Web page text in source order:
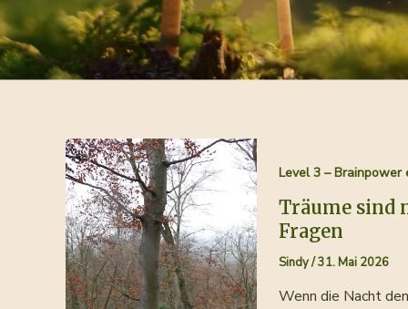
Level 3 –
Träume sind
Fragen
Sindy/31. Mai 2026
Wenn die Nacht